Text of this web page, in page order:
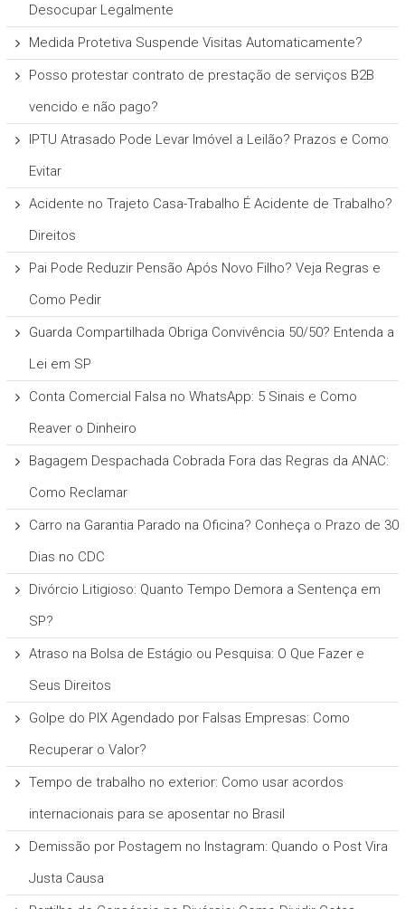
Desocupar Legalmente
Medida Protetiva Suspende Visitas Automaticamente?
Posso protestar contrato de prestação de serviços B2B
vencido e não pago?
IPTU Atrasado Pode Levar Imóvel a Leilão? Prazos e Como
Evitar
Acidente no Trajeto Casa-Trabalho É Acidente de Trabalho?
Direitos
Pai Pode Reduzir Pensão Após Novo Filho? Veja Regras e
Como Pedir
Guarda Compartilhada Obriga Convivência 50/50? Entenda a
Lei em SP
Conta Comercial Falsa no WhatsApp: 5 Sinais e Como
Reaver o Dinheiro
Bagagem Despachada Cobrada Fora das Regras da ANAC:
Como Reclamar
Carro na Garantia Parado na Oficina? Conheça o Prazo de 30
Dias no CDC
Divórcio Litigioso: Quanto Tempo Demora a Sentença em
SP?
Atraso na Bolsa de Estágio ou Pesquisa: O Que Fazer e
Seus Direitos
Golpe do PIX Agendado por Falsas Empresas: Como
Recuperar o Valor?
Tempo de trabalho no exterior: Como usar acordos
internacionais para se aposentar no Brasil
Demissão por Postagem no Instagram: Quando o Post Vira
Justa Causa